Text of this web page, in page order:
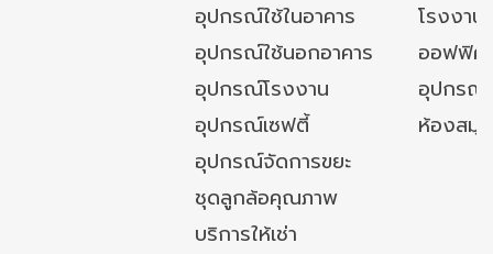
อุปกรณ์ใช้ในอาคาร
โรงงา
อุปกรณ์ใช้นอกอาคาร
ออฟฟิศ/
อุปกรณ์โรงงาน
อุปกรณ์
อุปกรณ์เซฟตี้
ห้องสมุ
อุปกรณ์จัดการขยะ
ชุดลูกล้อคุณภาพ
บริการให้เช่า